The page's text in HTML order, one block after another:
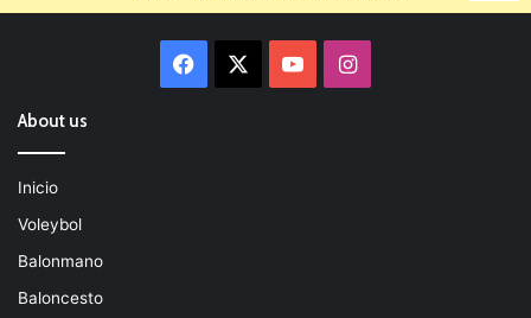
Facebook YouTubeInstagram
About us
Inicio
Voleybol
Balonmano
Baloncesto